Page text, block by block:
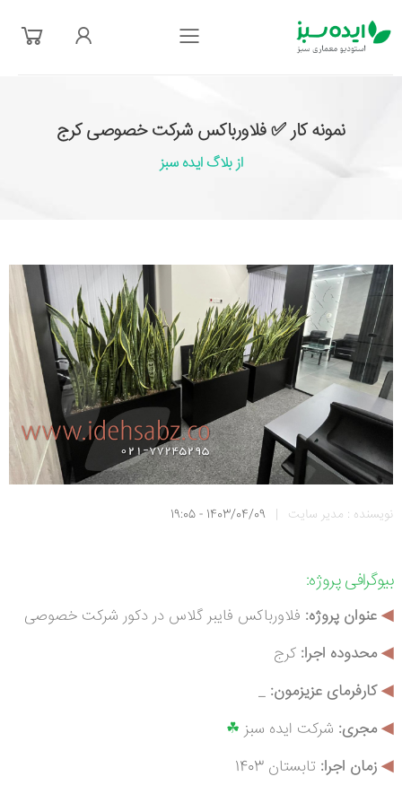
فهرست
نمونه کار ✅ فلاورباکس شرکت خصوصی کرج
از بلاگ ایده سبز
نویسنده : مدیر سایت |
1403/04/09 - 19:05
بیوگرافیپروژه:
◀عنوان پروژه: فلاورباکس فایبر گلاس در دکور شرکت خصوصی
◀محدوده اجرا: کرج
◀کارفرمای عزیزمون: _
◀مجری: شرکت ایده سبز ☘
◀زمان اجرا: تابستان 1403